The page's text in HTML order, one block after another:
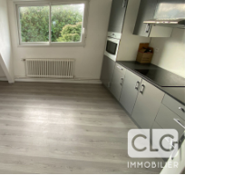
ICI POUR AGRANDIR